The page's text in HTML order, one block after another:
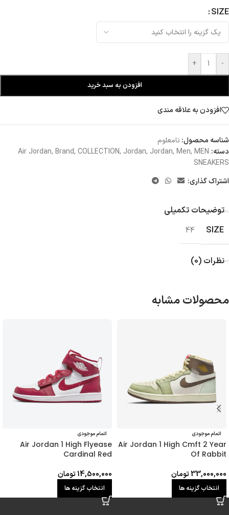
SIZE
-
+
افزودن به سبد خرید
افزودن به علاقه مندی
شناسه محصول: نامعلوم
دسته:
Air Jordan, Brand, COLLECTION, Jordan, Jordan, Men, MEN
SNEAKERS
اشتراک گذاری:
توضیحات تکمیلی
SIZE
44
نظرات (0)
محصولات مشابه
اتمام موجودی
Air Jordan 1 High Cmft 2 Year
Of Rabbit
33,000,000تومان
انتخاب گزینه ها
اتمام موجودی
Air Jordan 1 High Flyease
Cardinal Red
14,500,000تومان
انتخاب گزینه ها